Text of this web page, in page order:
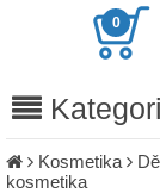
0
Kosmetika
kosmetika